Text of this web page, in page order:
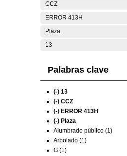
CCZ
ERROR 413H
Plaza
13
Palabras clave
(-) 13
(-) CCZ
(-) ERROR 413H
(-) Plaza
Alumbrado público (1)
Arbolado (1)
G (1)